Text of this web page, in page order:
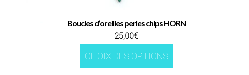
Boucles d’oreilles perles chips HORN
25,00€
CHOIX DES OPTIONS
Ce
a